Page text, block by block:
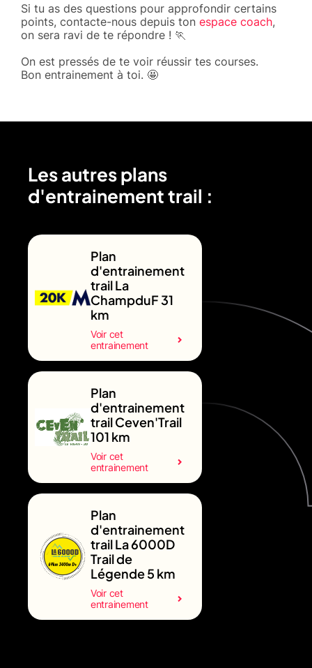
Si tu as des questions pour approfondir certains
points, contacte-nous depuis ton espace coach,
on sera ravi de te répondre ! 🏃
On est pressés de te voir réussir tes courses.
Bon entrainement à toi. 🤩
Les autres plans
d'entrainement trail :
Plan
d'entrainement
trail La
ChampduF 31
km
Voir cet
entrainement
Plan
d'entrainement
trail Ceven'Trail
101 km
Voir cet
entrainement
Plan
d'entrainement
trail La 6000D
Trail de
Légende 5 km
Voir cet
entrainement